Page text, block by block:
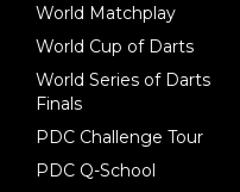
World Matchplay
World Cup of Darts
World Series of Darts
Finals
PDC Challenge Tour
PDC Q-School